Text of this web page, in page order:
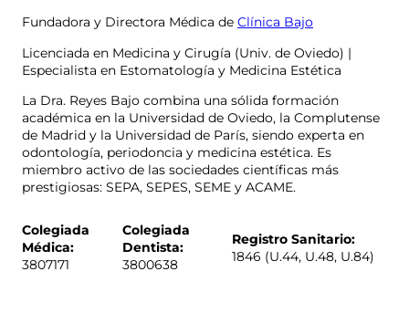
Fundadora y Directora Médica de Clínica Bajo
Licenciada en Medicina y Cirugía (Univ. de Oviedo) |
Especialista en Estomatología y Medicina Estética
La Dra. Reyes Bajo combina una sólida formación
académica en la Universidad de Oviedo, la Complutense
de Madrid y la Universidad de París, siendo experta en
odontología, periodoncia y medicina estética. Es
miembro activo de las sociedades científicas más
prestigiosas: SEPA, SEPES, SEME y ACAME.
Colegiada
Médica:
3807171
Colegiada
Dentista:
3800638
Registro Sanitario:
1846 (U.44, U.48, U.84)